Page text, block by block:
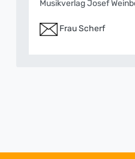
Musikverlag Josef
Frau Scherf